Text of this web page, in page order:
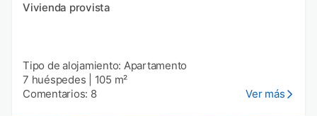
Vivienda provista
Tipo de alojamiento: Apartamento
7 huéspedes
105 m²
Comentarios: 8
Ver más